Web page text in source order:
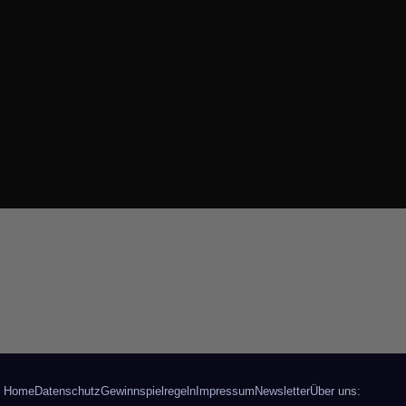
HomeDatenschutzGewinnspielregeln Impressum NewsletterÜber uns: